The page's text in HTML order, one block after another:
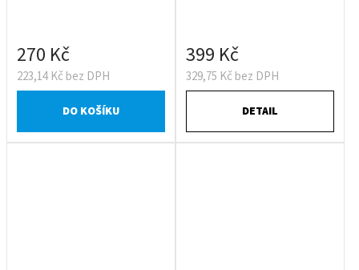
223,14 Kč bez DPH
270 Kč
DO KOŠÍKU
329,75 Kč bez DPH
399 Kč
DETAIL